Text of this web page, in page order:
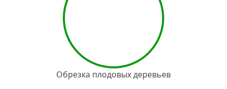
Обрезка плодовых деревьев